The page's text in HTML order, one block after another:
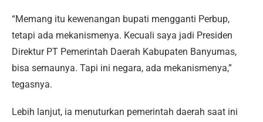
“Memang itu kewenangan bupati mengganti Perbup,
tetapi ada mekanismenya. Kecuali saya jadi Presiden
Direktur PT Pemerintah Daerah Kabupaten Banyumas,
bisa semaunya. Tapi ini negara, ada mekanismenya,”
tegasnya.
Lebih lanjut, ia menuturkan pemerintah daerah saat ini